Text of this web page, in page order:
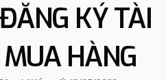
KÝ TÀI
HÀNG